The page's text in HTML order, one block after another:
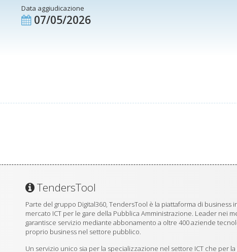
Data aggiudicazione
07/05/2026
TendersTool
Parte del gruppo Digital360, TendersTool è la piattaforma di business
mercato ICT per le gare della Pubblica Amministrazione. Leader nei
garantisce servizio mediante abbonamento a oltre 400 aziende
proprio business nel settore pubblico.
Un servizio unico sia per la specializzazione nel settore ICT che per